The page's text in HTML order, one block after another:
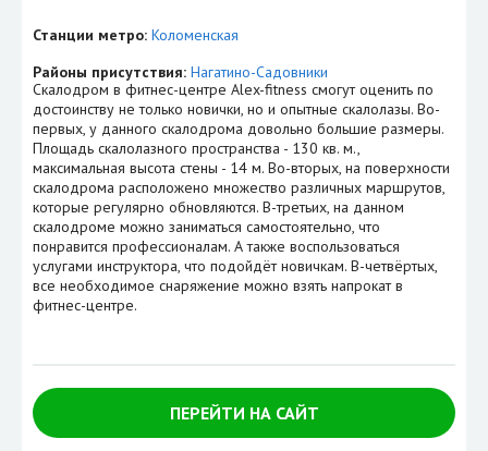
Станции метро: Коломенская
Районы присутствия: Нагатино-Садовники
Скалодром в фитнес-центре Alex-fitness смогут оценить по
достоинству не только новички, но и опытные скалолазы. Во-
первых, у данного скалодрома довольно большие размеры.
Площадь скалолазного пространства - 130 кв. м.,
максимальная высота стены - 14 м. Во-вторых, на поверхности
скалодрома расположено множество различных маршрутов,
которые регулярно обновляются. В-третьих, на данном
скалодроме можно заниматься самостоятельно, что
понравится профессионалам. А также воспользоваться
услугами инструктора, что подойдёт новичкам. В-четвёртых,
все необходимое снаряжение можно взять напрокат в
фитнес-центре.
ПЕРЕЙТИ НА САЙТ